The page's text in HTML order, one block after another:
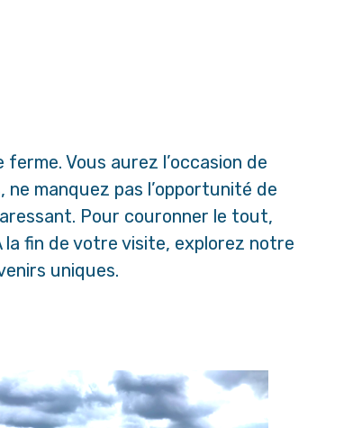
Vous aurez l’occasion de
manquez pas l’opportunité de
Pour couronner le tout,
fin de votre visite, explorez notre
uniques.